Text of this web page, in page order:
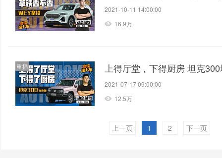
2021-10-11 14:00:00
16.9万
重播 上得厅堂，下得厨房 坦克
2021-07-17 09:00:00
12.5万
上一页 1 2 下一页